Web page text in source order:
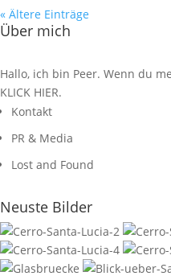
« Ältere Einträge
Über mich
Hallo, ich bin Peer. Wenn du
KLICK HIER.
Kontakt
PR & Media
Lost and Found
Neuste Bilder